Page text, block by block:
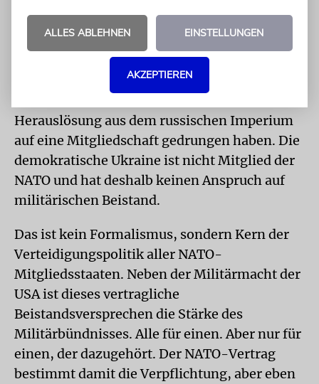
Sowjetunion gewusst, dass die beste
Verteidigung ihrer nationalen Souveränität
gegenüber Russland die Mitgliedschaft in der
NATO ist. Weshalb sie erfolgreich und sehr
Herauslösung aus dem russischen Imperium
auf eine Mitgliedschaft gedrungen haben. Die
demokratische Ukraine ist nicht Mitglied der
NATO und hat deshalb keinen Anspruch auf
militärischen Beistand.
Das ist kein Formalismus, sondern Kern der
Verteidigungspolitik aller NATO-
Mitgliedsstaaten. Neben der Militärmacht der
USA ist dieses vertragliche
Beistandsversprechen die Stärke des
Militärbündnisses. Alle für einen. Aber nur für
einen, der dazugehört. Der NATO-Vertrag
bestimmt damit die Verpflichtung, aber eben
ALLES ABLEHNEN EINSTELLUNGEN
AKZEPTIEREN